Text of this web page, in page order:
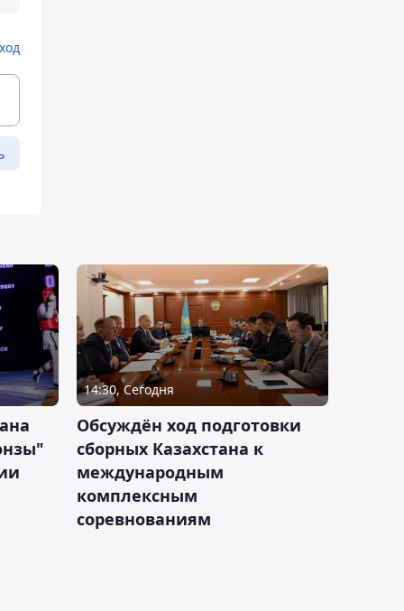
14:30, Сегодня
Обсуждён ход подготовки
сборных Казахстана к
международным
комплексным
соревнованиям